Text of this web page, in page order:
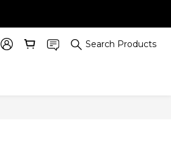
Search Products